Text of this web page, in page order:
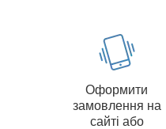
Оформити
замовлення на
сайті або